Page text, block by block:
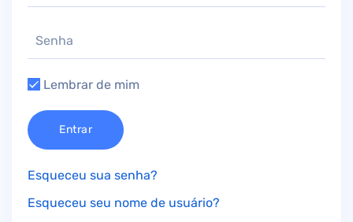
Lembrar de mim
Entrar
Esqueceu sua senha?
Esqueceu seu nome de usuário?